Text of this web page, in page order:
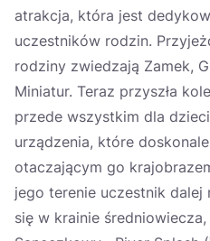
atrakcja, która jest
uczestników rodzin.
rodziny zwiedzają Zamek,
Miniatur. Teraz przyszła
przede wszystkim dla
urządzenia, które
otaczającym go
jego terenie uczestnik dalej
się w krainie